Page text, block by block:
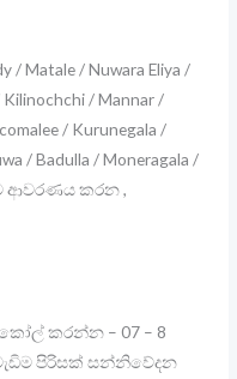
/ Matale / Nuwara Eliya /
/ Mannar /
/ Kurunegala /
/ Badulla / Moneragala /
ආවරණය කරන ,
කෝල් කරන්න – 07 – 8
පිරිසක් සන්නිවේදන